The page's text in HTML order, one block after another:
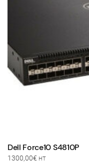
Dell Force10 S4810P
1300,00€ HT